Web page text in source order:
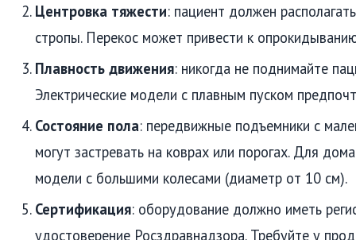
Центровка тяжести: пациент должен
стропы. Перекос может привести к
Плавность движения: никогда не поднимайте
Электрические модели с плавным пуском
Состояние пола: передвижные подъемники с
могут застревать на коврах или порогах. Для
модели с большими колесами (диаметр от 10 см).
Сертификация: оборудование должно иметь
удостоверение Росздравнадзора. Требуйте у